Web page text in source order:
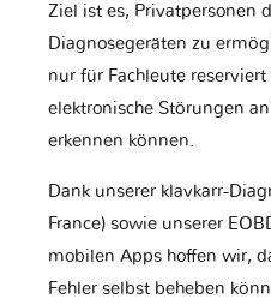
Ziel ist es, Privatpersonen
Diagnosegeräten zu
nur für Fachleute
elektronische Störungen
erkennen können.
Dank unserer klavkarr-
France) sowie unserer
mobilen Apps hoffen wir,
Fehler selbst beheben